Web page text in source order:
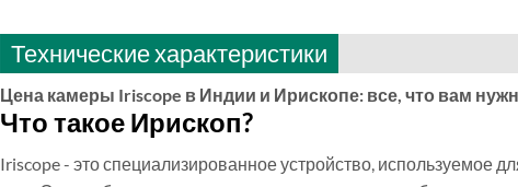
Технические характеристики
Цена камеры Iriscope в Индии и Ирископе: все, что вам
Что такое Ирископ?
Iriscope - это специализированное устройство, используемое